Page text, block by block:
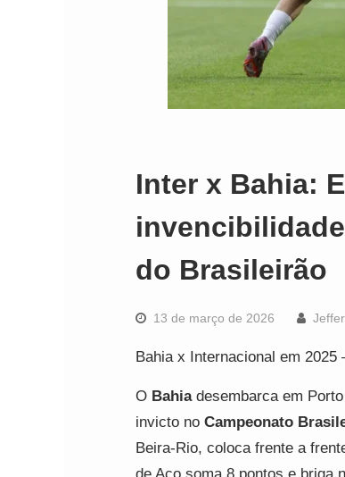
Inter x Bahia:
do Brasileirão
13 de março de 2026
Bahia x Internacional em
O Bahiadesembarca em
invicto no Campeonato
Beira-Rio, coloca frente a